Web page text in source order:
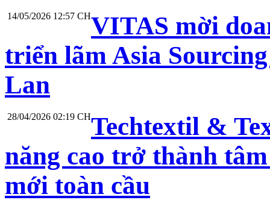
14/05/2026 12:57 CHVITAS mời
triển lãm Asia
Lan
28/04/2026 02:19 CHTechtextil &
năng cao trở thành
mới toàn cầu